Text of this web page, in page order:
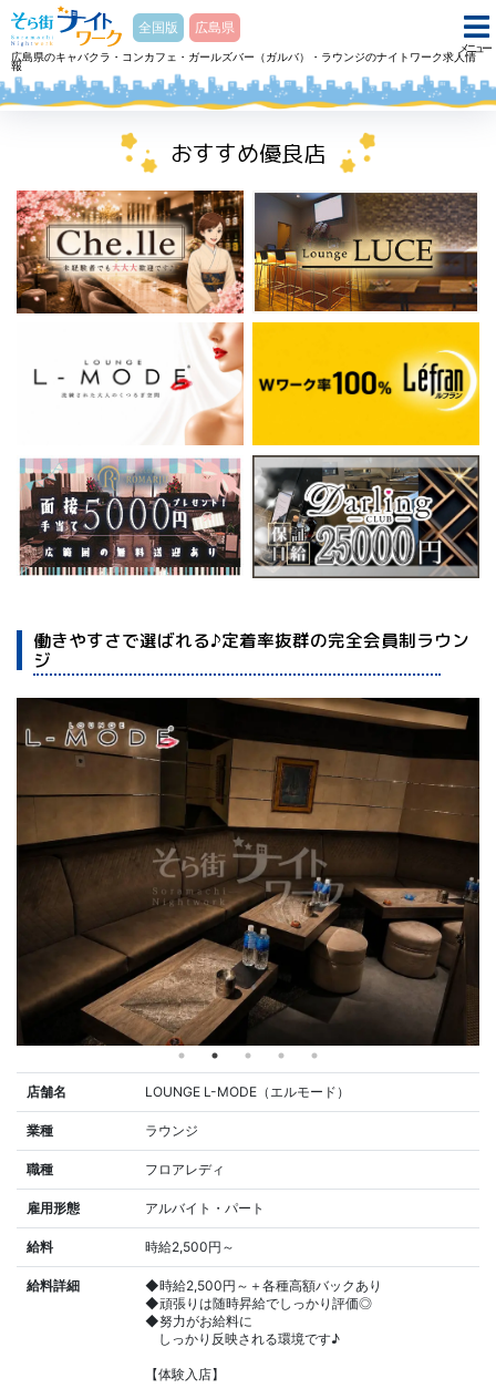
メニュー
そら街ナイトワーク
全国版
広島県
広島県のキャバクラ・コンカフェ・ガールズバー（ガルバ）・ラウンジのナイトワーク求人情
報
ホーム ラウンジ LOUNGE L-MODEエルモードのアルバイト・求人
おすすめ優良店
働きやすさで選ばれる♪定着率抜群の完全会員制ラウン
ジ
店舗名 LOUNGE L-MODE（エルモード）
業種 ラウンジ
職種 フロアレディ
雇用形態 アルバイト・パート
給料 時給2,500円～
給料詳細
◆時給2,500円～＋各種高額バックあり
◆頑張りは随時昇給でしっかり評価◎
◆努力がお給料に
しっかり反映される環境です♪
【体験入店】